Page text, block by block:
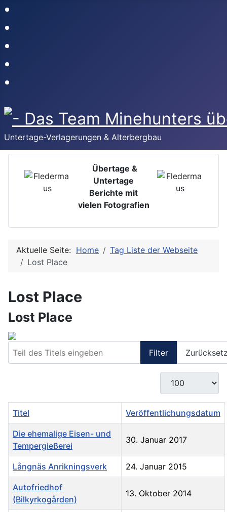
Untertage-Verlagerungen & Alterbergbau
Übertage &
Untertage
Berichte mit
vielen Fotografien
Aktuelle Seite: Home
Tag Liste der Webseite
Lost Place
Lost Place
Lost Place
Filter
Anzeige #
Titel Veröffentlichungsdatum
Die ehemalige Eisen- und
Tempergießerei
30. Januar 2017
Långnäs Anrikningsverk 24. Januar 2015
Autofriedhof
(Bilkyrkogården)
13. Oktober 2014